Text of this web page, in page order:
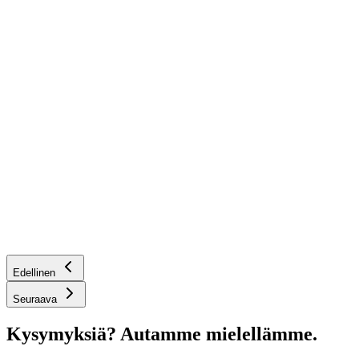
Edellinen
Seuraava
Kysymyksiä? Autamme mielellämme.